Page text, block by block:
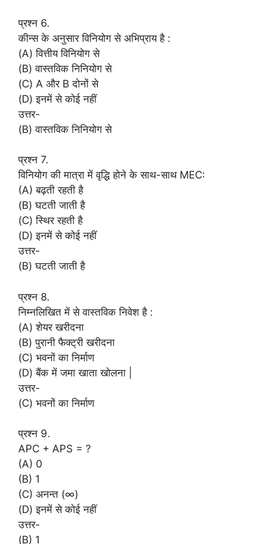
प्रश्न 6.
कीन्स के अनुसार विनियोग से अभिप्राय है :
(A) वित्तीय विनियोग से
(B) वास्तविक निनियोग से
(C) A और B दोनों से
(D) इनमें से कोई नहीं
उत्तर-
(B) वास्तविक निनियोग से
प्रश्न 7.
विनियोग की मात्रा में वृद्धि होने के साथ-साथ MEC:
(A) बढ़ती रहती है
(B) घटती जाती है
(C) स्थिर रहती है
(D) इनमें से कोई नहीं
उत्तर-
(B) घटती जाती है
प्रश्न 8.
निम्नलिखित में से वास्तविक निवेश है :
(A) शेयर खरीदना
(B) पुरानी फैक्ट्री खरीदना
(C) भवनों का निर्माण
(D) बैंक में जमा खाता खोलना |
उत्तर-
(C) भवनों का निर्माण
प्रश्न 9.
APC + APS = ?
(A) 0
(B) 1
(C) अनन्त (∞)
(D) इनमें से कोई नहीं
उत्तर-
(B) 1